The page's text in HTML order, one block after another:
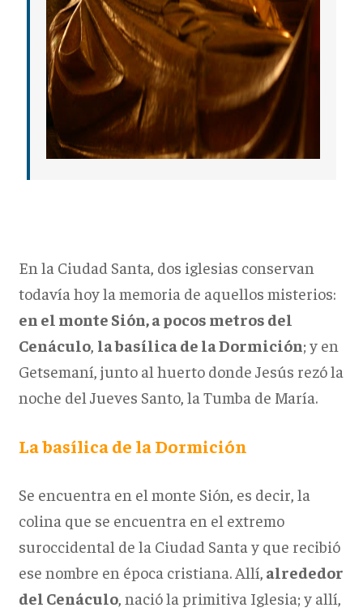
En la Ciudad Santa, dos iglesias conservan
todavía hoy la memoria de aquellos misterios:
en el monte Sión, a pocos metros del
Cenáculo, la basílica de la Dormición; y en
Getsemaní, junto al huerto donde Jesús rezó la
noche del Jueves Santo, la Tumba de María.
La basílica de la Dormición
Se encuentra en el monte Sión, es decir, la
colina que se encuentra en el extremo
suroccidental de la Ciudad Santa y que recibió
ese nombre en época cristiana. Allí, alrededor
del Cenáculo, nació la primitiva Iglesia; y allí,